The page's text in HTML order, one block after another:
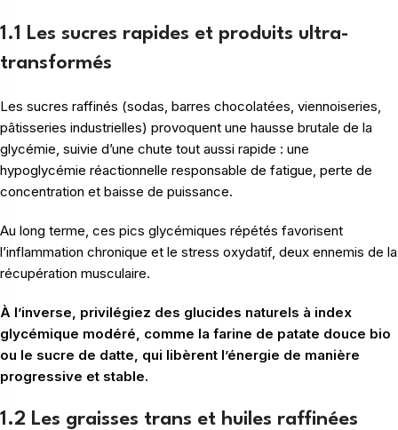
1.1 Les sucres rapides et produits ultra-
transformés
Les sucres raffinés (sodas, barres chocolatées, viennoiseries,
pâtisseries industrielles) provoquent une hausse brutale de la
glycémie, suivie d’une chute tout aussi rapide : une
hypoglycémie réactionnelle responsable de fatigue, perte de
concentration et baisse de puissance.
Au long terme, ces pics glycémiques répétés favorisent
l’inflammation chronique et le stress oxydatif, deux ennemis de la
récupération musculaire.
À l’inverse, privilégiez des glucides naturels à index
glycémique modéré, comme la farine de patate douce bio
ou le sucre de datte, qui libèrent l’énergie de manière
progressive et stable.
1.2 Les graisses trans et huiles raffinées